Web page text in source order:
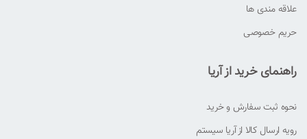
علاقه مندی ها
حریم خصوصی
راهنمای خرید از آریا
نحوه ثبت سفارش و خرید
رویه ارسال کالا از آریا سیستم